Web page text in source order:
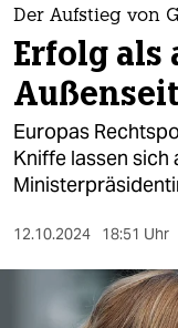
themen
politik
öko
gesellschaft
sport
Der Aufstieg von
Erfolg als
Europas
Kniffe lassen sich
12.10.2024 18:51 Uhr